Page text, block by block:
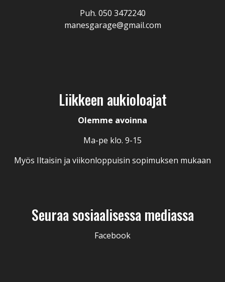
Puh. 050 3472240
manesgarage@gmail.com
Liikkeen aukioloajat
Olemme avoinna
Ma-pe klo. 9-15
Myös Iltaisin ja viikonloppuisin sopimuksen mukaan
Seuraa sosiaalisessa mediassa
Facebook